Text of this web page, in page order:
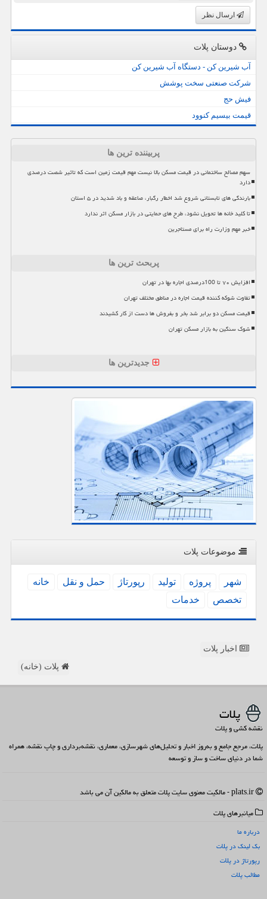
ارسال نظر
دوستان پلات
آب شیرین کن - دستگاه آب شیرین کن
شرکت صنعتی سخت پوشش
فیش حج
قیمت بیسیم کنوود
پربیننده ترین ها
سهم مصالح ساختمانی در قیمت مسکن بالا نیست مهم قیمت زمین است که تاثیر شصت درصدی
دارد
بارندگی های تابستانی شروع شد اخطار رگبار، صاعقه و باد شدید در ۵ استان
تا کلید خانه ها تحویل نشود، طرح های حمایتی در بازار مسکن اثر ندارد
خبر مهم وزارت راه برای مستاجرین
پربحث ترین ها
افزایش ۷۰ تا 100درصدی اجاره بها در تهران
تفاوت شوکه کننده قیمت اجاره در مناطق مختلف تهران
قیمت مسکن دو برابر شد بخر و بفروش ها دست از کار کشیدند
شوک سنگین به بازار مسکن تهران
جدیدترین ها
موضوعات پلات
شهر پروژه تولید رپورتاژ حمل و نقل
خانه
تخصص
خدمات
اخبار پلات
پلات (خانه)
پلات
نقشه کشی و پلات
پلات، مرجع جامع و به‌روز اخبار و تحلیل‌های شهرسازی، معماری، نقشه‌برداری و چاپ نقشه، همراه
شما در دنیای ساخت و ساز و توسعه
میانبرهای پلات
درباره ما
بک لینک در پلات
رپورتاژ در پلات
مطالب پلات